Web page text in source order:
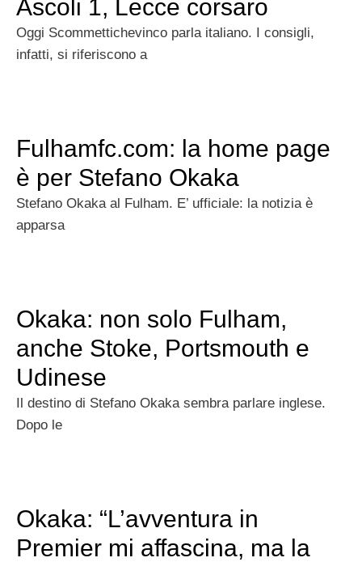
Ascoli 1, Lecce corsaro
Oggi Scommettichevinco parla italiano. I consigli,
infatti, si riferiscono a
Fulhamfc.com: la home page
è per Stefano Okaka
Stefano Okaka al Fulham. E’ ufficiale: la notizia è
apparsa
Okaka: non solo Fulham,
anche Stoke, Portsmouth e
Udinese
Il destino di Stefano Okaka sembra parlare inglese.
Dopo le
Okaka: “L’avventura in
Premier mi affascina, ma la